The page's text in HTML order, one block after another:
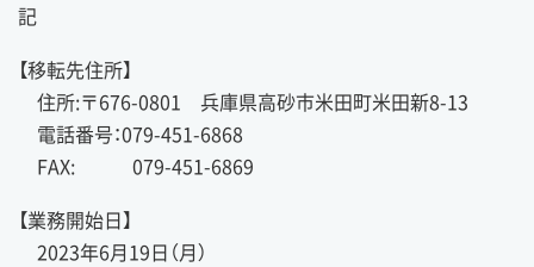
記
【移転先住所】
住所:〒676-0801 兵庫県高砂市米田町米田新8-13
電話番号：079-451-6868
FAX: 079-451-6869
【業務開始日】
2023年6月19日（月）